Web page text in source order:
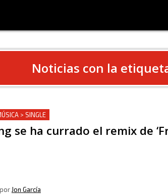
Noticias con la
> SINGLE
se ha currado el remix de
Jon García